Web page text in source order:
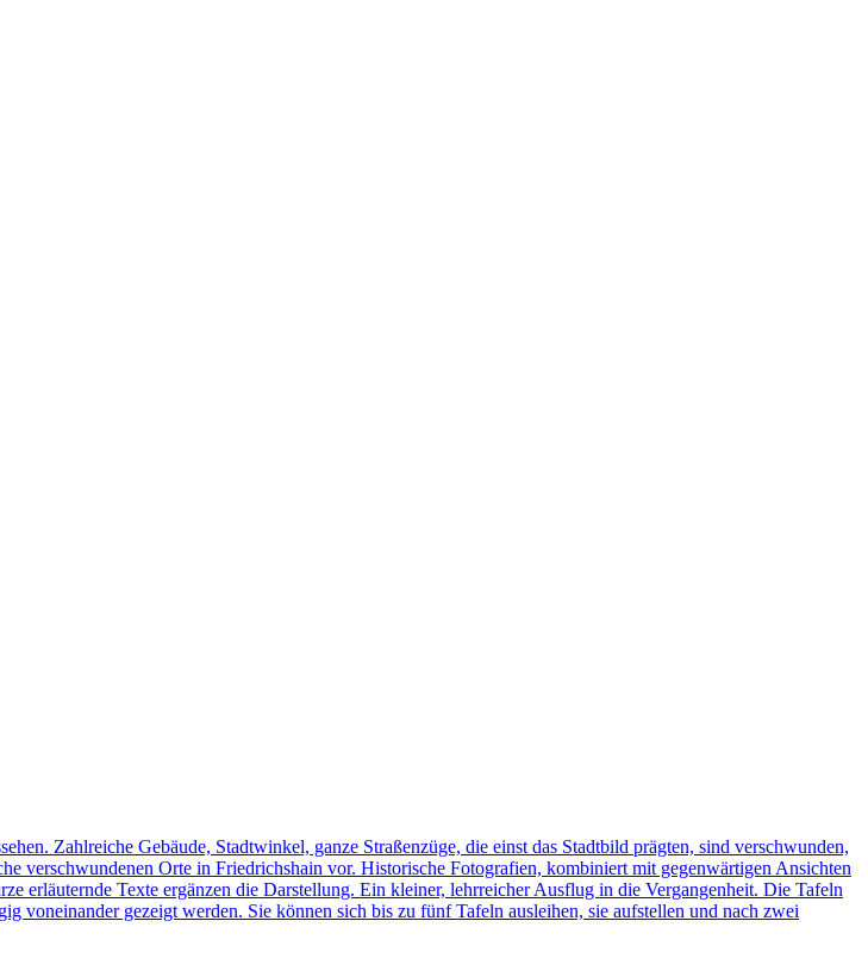
Zahlreiche Gebäude, Stadtwinkel, ganze Straßenzüge, die einst das Stadtbild prägten, sind verschwunden,
verschwundenen Orte in Friedrichshain vor. Historische Fotografien, kombiniert mit gegenwärtigen Ansichten
erläuternde Texte ergänzen die Darstellung. Ein kleiner, lehrreicher Ausflug in die Vergangenheit. Die Tafeln
voneinander gezeigt werden. Sie können sich bis zu fünf Tafeln ausleihen, sie aufstellen und nach zwei